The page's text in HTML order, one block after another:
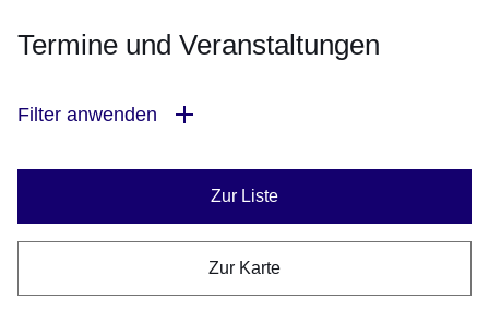
Termine und Veranstaltungen
Filter anwenden
Zur Liste
Zur Karte